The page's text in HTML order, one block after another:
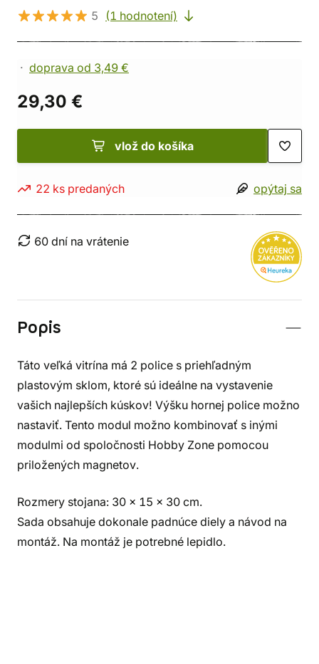
5 (1 hodnotení)
doprava od 3,49 €
29,30 €
vlož do košíka
22 ks predaných opýtaj sa
60 dní na vrátenie
Popis
Táto veľká vitrína má 2 police s priehľadným
plastovým sklom, ktoré sú ideálne na vystavenie
vašich najlepších kúskov! Výšku hornej police možno
nastaviť. Tento modul možno kombinovať s inými
modulmi od spoločnosti Hobby Zone pomocou
priložených magnetov.
Rozmery stojana: 30 x 15 x 30 cm.
Sada obsahuje dokonale padnúce diely a návod na
montáž. Na montáž je potrebné lepidlo.